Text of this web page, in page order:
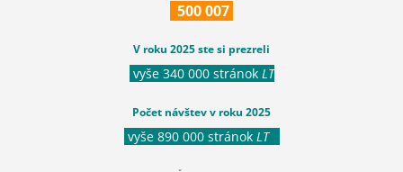
500007
V roku 2025 ste si prezreli
vyše 340 000 stránok LT
Počet návštev v roku 2025
vyše 890 000 stránok LT